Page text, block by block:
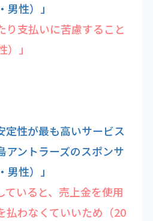
男性）」
り支払いに苦慮すること
」
定性が最も高いサービス
アントラーズのスポンサ
性）」
ていると、売上金を使用
払わなくていいため（20